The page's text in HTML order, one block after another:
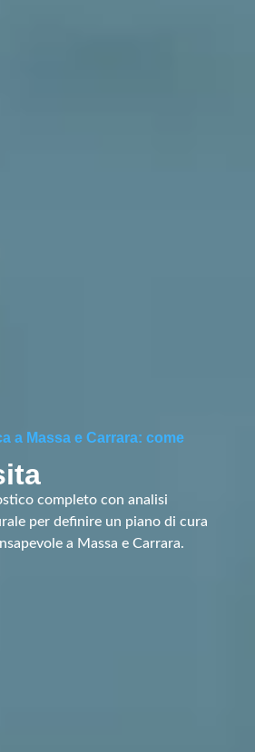
a Massa e Carrara: come
completo con analisi
per definire un piano di cura
a Massa e Carrara.